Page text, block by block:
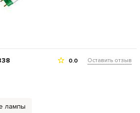
0.0 Оставить отзыв
лампы